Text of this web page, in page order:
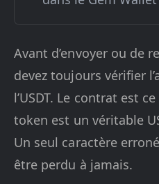
Avant d’envoyer ou de
devez toujours vérifier
l’USDT. Le contrat est
token est un véritable
Un seul caractère
être perdu à jamais.